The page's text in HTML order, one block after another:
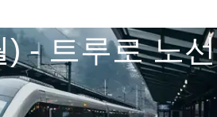
- 트루로 노